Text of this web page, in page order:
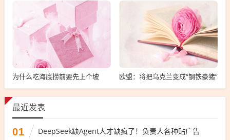
为什么吃海底捞前要先上个坡 欧盟：将把乌克兰变成“钢铁豪猪”
最近发表
01 DeepSeek缺Agent人才缺疯了！负责人各种贴广告